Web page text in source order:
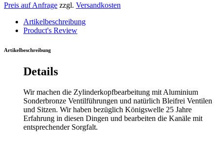
Preis auf Anfrage zzgl. Versandkosten
Artikelbeschreibung
Product's Review
Artikelbeschreibung
Details
Wir machen die Zylinderkopfbearbeitung mit Aluminium
Sonderbronze Ventilführungen und natürlich Bleifrei Ventilen
und Sitzen. Wir haben bezüglich Königswelle 25 Jahre
Erfahrung in diesen Dingen und bearbeiten die Kanäle mit
entsprechender Sorgfalt.